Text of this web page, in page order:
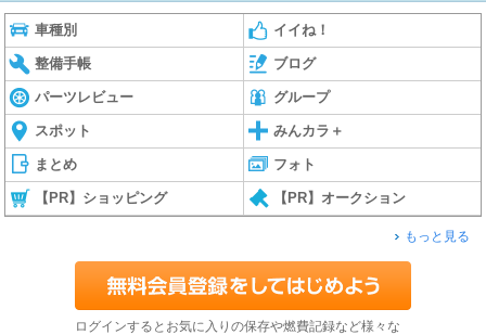
車種別 イイね！
整備手帳 ブログ
パーツレビュー グループ
スポット みんカラ＋
まとめ フォト
【PR】ショッピング 【PR】オークション
もっと見る
ログインするとお気に入りの保存や燃費記録など様々な